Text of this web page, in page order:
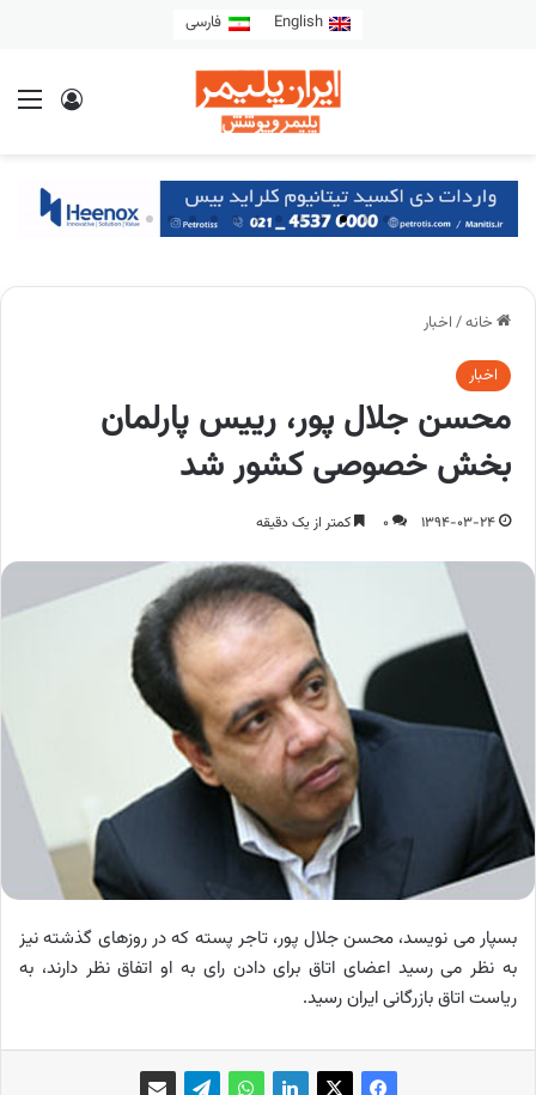
English فارسی
خانه/ اخبار
اخبار
محسن جلال پور، رییس پارلمان
بخش خصوصی کشور شد
1394-03-24
0 کمتر از یک دقیقه
بسپار می نویسد، محسن جلال پور، تاجر پسته که در روزهای گذشته نیز
به نظر می رسید اعضای اتاق برای دادن رای به او اتفاق نظر دارند، به
ریاست اتاق بازرگانی ایران رسید.